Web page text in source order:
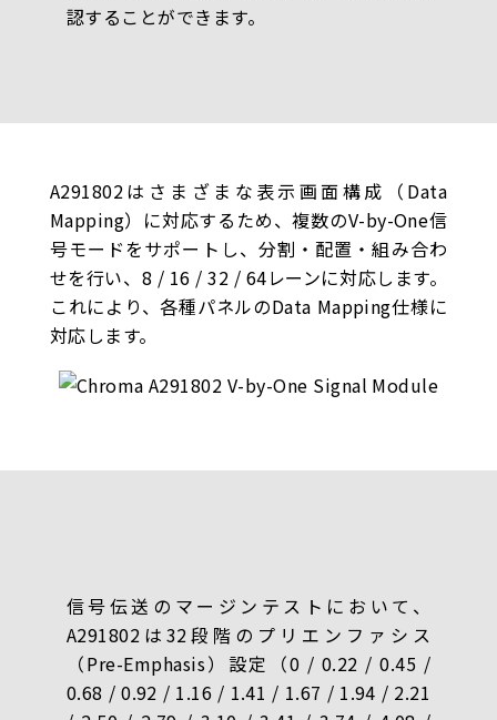
認することができます。
A291802はさまざまな表示画面構成（Data
Mapping）に対応するため、複数のV-by-One信
号モードをサポートし、分割・配置・組み合わ
せを行い、8 / 16 / 32 / 64レーンに対応します。
これにより、各種パネルのData Mapping仕様に
対応します。
信号伝送のマージンテストにおいて、
A291802は32段階のプリエンファシス
（Pre-Emphasis）設定（0 / 0.22 / 0.45 /
0.68 / 0.92 / 1.16 / 1.41 / 1.67 / 1.94 / 2.21